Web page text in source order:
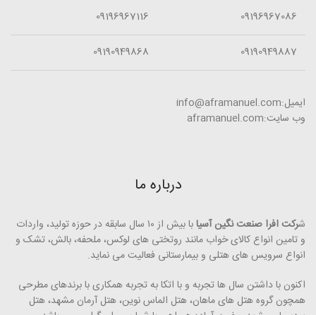
09196967086
09196967116
09190949887
09190949868
ایمیل:info@aframanuel.com
وب سایت:aframanuel.com
درباره ما
شرکت افرا صنعت نگین آسیا
با بیش از ۱۰ سال سابقه در حوزه تولید، واردات
و تامین انواع کالای خواب مانند روتختی­ های لوکس، ملحفه، بالش، تشک و
انواع سرویس های هتلی و بیمارستانی فعالیت می ­نماید.
اکنون با داشتن سال ها تجربه و با اتکا به تجربه همکاری با برندهای مطرحی
همچون گروه هتل­ های ماهان، هتل الماس نوین، هتل آرمان مشهد، هتل